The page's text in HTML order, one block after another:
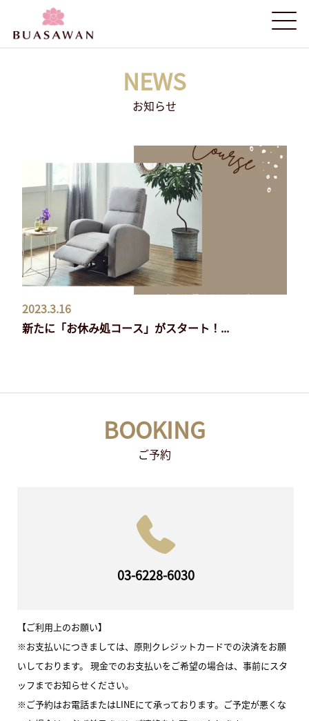
NEWS
お知らせ
2023.3.16
新たに「お休み処コース」がスタート！...
BOOKING
ご予約
03-6228-6030
【ご利用上のお願い】
※お支払いにつきましては、原則クレジットカードでの決済をお願
いしております。 現金でのお支払いをご希望の場合は、事前にスタ
ッフまでお知らせください。
※ご予約はお電話またはLINEにて承っております。ご予定が悪くな